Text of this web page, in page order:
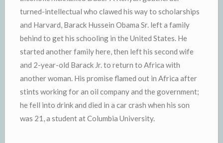
turned-intellectual who clawed his way to scholarships
and Harvard, Barack Hussein Obama Sr. left a family
behind to get his schooling in the United States. He
started another family here, then left his second wife
and 2-year-old Barack Jr. to return to Africa with
another woman. His promise flamed out in Africa after
stints working for an oil company and the government;
he fell into drink and died in a car crash when his son
was 21, a student at Columbia University.